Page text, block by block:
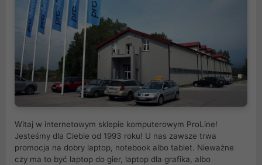
Witaj w internetowym sklepie komputerowym ProLine!
Jesteśmy dla Ciebie od 1993 roku! U nas zawsze trwa
promocja na dobry laptop, notebook albo tablet. Nieważne
czy ma to być laptop do gier, laptop dla grafika, albo